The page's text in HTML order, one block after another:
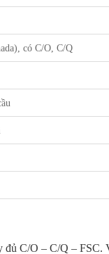
có C/O, C/Q
đủ C/O – C/Q – FSC.